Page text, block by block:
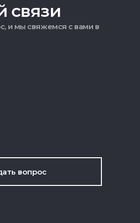
связи
и мы свяжемся с вами в
вопрос